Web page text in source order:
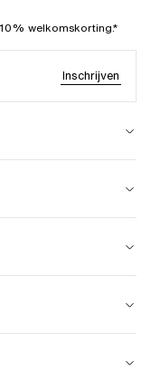
welkomskorting.*
Inschrijven